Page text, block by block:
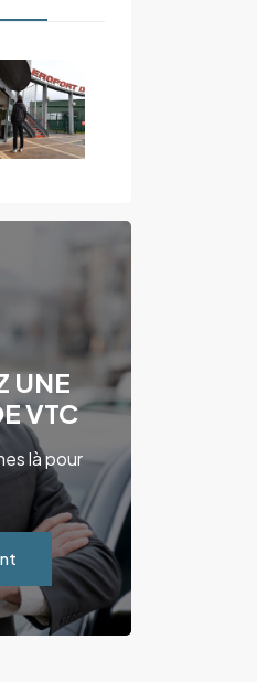
UNE
VTC
là pour